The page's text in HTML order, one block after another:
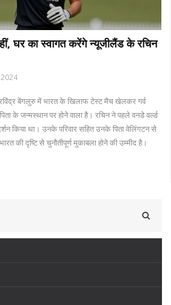
घर का स्वागत करेंगे न्यूजीलैंड के रचिन
बेंगलुरु में भारत के खिलाफ टेस्ट मैच खेलकर गर्व
के जन्मस्थान पर होने वाला है। रचिन ने पहले वनडे वर्ल्ड
किया था। उनके परिवार सहित उनके पिता वेलिंगटन से
की दृष्टि से चुनौतीपूर्ण मुकाबला होने की उम्मीद है।